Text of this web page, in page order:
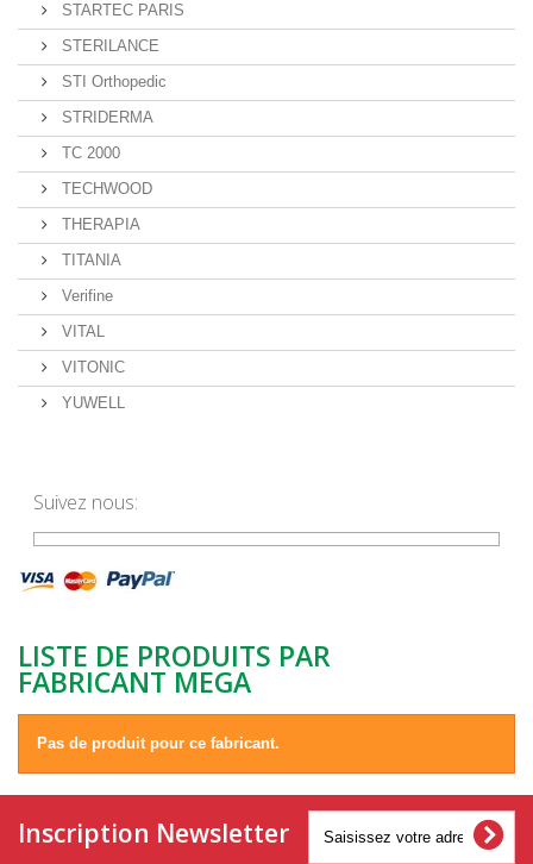
STARTEC PARIS
STERILANCE
STI Orthopedic
STRIDERMA
TC 2000
TECHWOOD
THERAPIA
TITANIA
Verifine
VITAL
VITONIC
YUWELL
Suivez nous:
LISTE DE PRODUITS PAR
FABRICANT MEGA
Pas de produit pour ce fabricant.
Inscription Newsletter